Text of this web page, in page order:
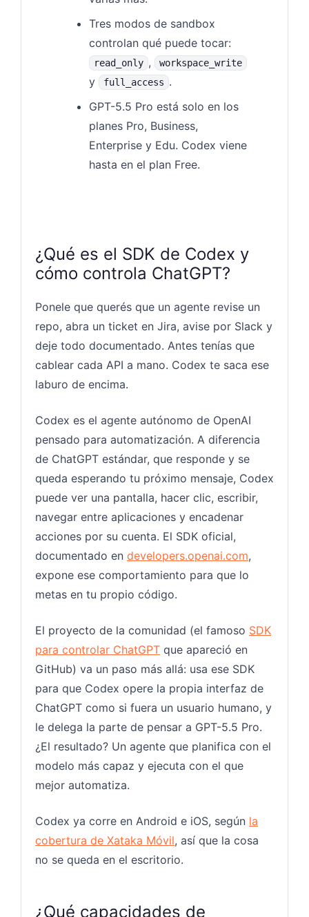
Tres modos de sandbox
controlan qué puede tocar:
read_only , workspace_write
y full_access .
GPT-5.5 Pro está solo en los
planes Pro, Business,
Enterprise y Edu. Codex viene
hasta en el plan Free.
¿Qué es el SDK de Codex y
cómo controla ChatGPT?
Ponele que querés que un agente revise un
repo, abra un ticket en Jira, avise por Slack y
deje todo documentado. Antes tenías que
cablear cada API a mano. Codex te saca ese
laburo de encima.
Codex es el agente autónomo de OpenAI
pensado para automatización. A diferencia
de ChatGPT estándar, que responde y se
queda esperando tu próximo mensaje, Codex
puede ver una pantalla, hacer clic, escribir,
navegar entre aplicaciones y encadenar
acciones por su cuenta. El SDK oficial,
documentado en developers.openai.com,
expone ese comportamiento para que lo
metas en tu propio código.
El proyecto de la comunidad (el famoso SDK
para controlar ChatGPT que apareció en
GitHub) va un paso más allá: usa ese SDK
para que Codex opere la propia interfaz de
ChatGPT como si fuera un usuario humano, y
le delega la parte de pensar a GPT-5.5 Pro.
¿El resultado? Un agente que planifica con el
modelo más capaz y ejecuta con el que
mejor automatiza.
Codex ya corre en Android e iOS, según la
cobertura de Xataka Móvil, así que la cosa
no se queda en el escritorio.
¿Qué capacidades de